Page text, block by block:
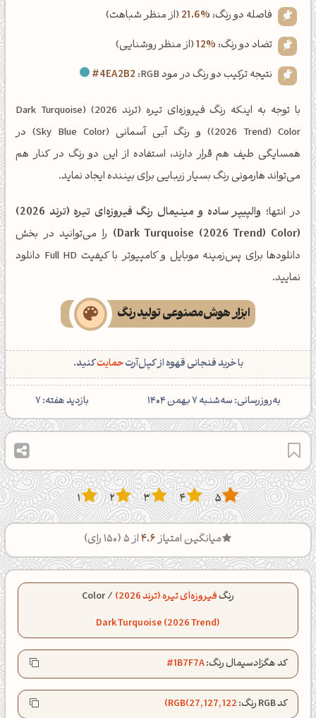
فاصله دو رنگ: 21.6% (از منظر شباهت)
تضاد دو رنگ: 12%(از منظر روشنایی)
نتیجه ترکیب دو رنگ در مود RGB:
#4EA2B2
با توجه به اینکه رنگ فیروزه‌ای تیره (ترند 2026) (Dark Turquoise
(2026 Trend) Color) و رنگ آبی آسمانی (Sky Blue Color) در
همسایگی طیف هم قرار دارند، استفاده از این دو رنگ در کنار هم
می‌تواند هارمونی رنگ بسیار زیبایی برای بیننده ایجاد نماید.
در انتها؛
والپیپر ساده و مینیمال رنگ فیروزه‌ای تیره (ترند 2026)
(Dark Turquoise (2026 Trend) Color)
را می‌توانید در بخش
دانلودها برای پس‌زمینه موبایل و کامپیوتر با کیفیت Full HD دانلود
نمایید.
ابزار هوش‌مصنوعی تولید رنگ
با خرید فنجانی قهوه از کپل‌آرتحمایتکنید.
‌به‌روزرسانی: سه‌شنبه 7 بهمن 1404 بازدید هفته:7
5
4
3
2
1
میانگین امتیاز4.6از 5 ( 150رای)
رنگفیروزه‌ای تیره (ترند 2026) /
Color
Dark Turquoise (2026 Trend)
کد هگزادسیمال رنگ:#1B7F7A
کد RGB رنگ: RGB(27, 127, 122)